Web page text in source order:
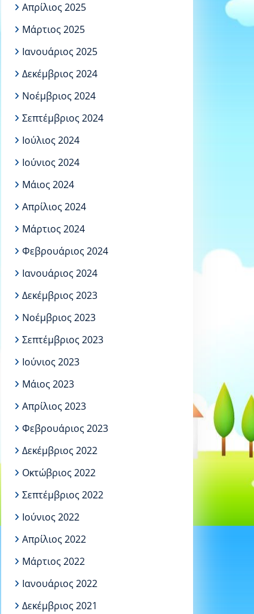
Απρίλιος 2025
Μάρτιος 2025
Ιανουάριος 2025
Δεκέμβριος 2024
Νοέμβριος 2024
Σεπτέμβριος 2024
Ιούλιος 2024
Ιούνιος 2024
Μάιος 2024
Απρίλιος 2024
Μάρτιος 2024
Φεβρουάριος 2024
Ιανουάριος 2024
Δεκέμβριος 2023
Νοέμβριος 2023
Σεπτέμβριος 2023
Ιούνιος 2023
Μάιος 2023
Απρίλιος 2023
Φεβρουάριος 2023
Δεκέμβριος 2022
Οκτώβριος 2022
Σεπτέμβριος 2022
Ιούνιος 2022
Απρίλιος 2022
Μάρτιος 2022
Ιανουάριος 2022
Δεκέμβριος 2021